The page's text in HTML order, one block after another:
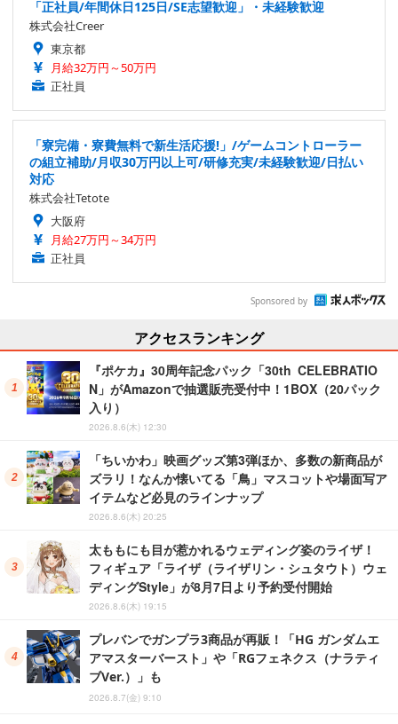
「正社員/年間休日125日/SE志望歓迎」・未経験歓迎
株式会社Creer
東京都
月給32万円～50万円
正社員
「寮完備・寮費無料で新生活応援!」/ゲームコントローラー
の組立補助/月収30万円以上可/研修充実/未経験歓迎/日払い
対応
株式会社Tetote
大阪府
月給27万円～34万円
正社員
Sponsored by
アクセスランキング
『ポケカ』30周年記念パック「30th CELEBRATIO
N」がAmazonで抽選販売受付中！1BOX（20パック
入り）
2026.8.6(木) 12:30
「ちいかわ」映画グッズ第3弾ほか、多数の新商品が
ズラリ！なんか懐いてる「鳥」マスコットや場面写ア
イテムなど必見のラインナップ
2026.8.6(木) 20:25
太ももにも目が惹かれるウェディング姿のライザ！
フィギュア「ライザ（ライザリン・シュタウト）ウェ
ディングStyle」が8月7日より予約受付開始
2026.8.6(木) 19:15
プレバンでガンプラ3商品が再販！「HG ガンダムエ
アマスターバースト」や「RGフェネクス（ナラティ
ブVer.）」も
2026.8.7(金) 9:10